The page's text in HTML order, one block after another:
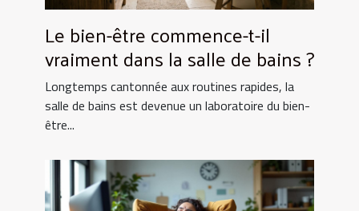
Le bien-être commence-t-il
vraiment dans la salle de bains ?
Longtemps cantonnée aux routines rapides, la
salle de bains est devenue un laboratoire du bien-
être...